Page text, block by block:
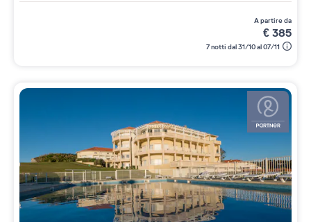
a partire da
€385
7 notti dal 31/10 al 07/11